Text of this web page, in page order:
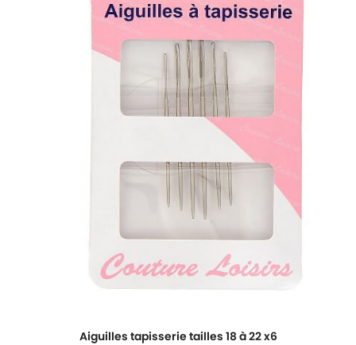
Aiguilles tapisserie tailles 18 à 22 x6